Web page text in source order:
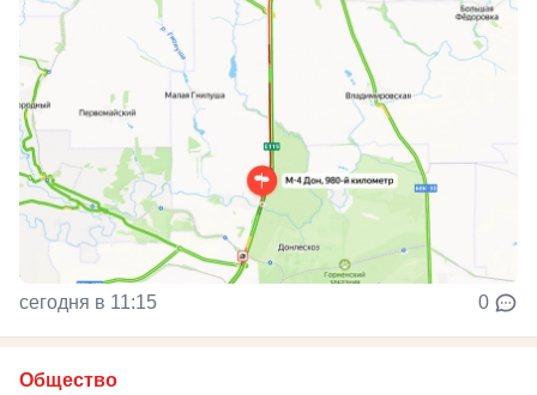
сегодня в 11:15 0
Общество